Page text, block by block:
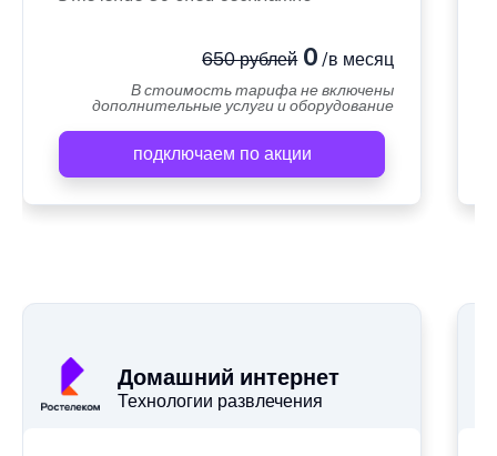
650 рублей0 /в месяц
В стоимость тарифа не включены
дополнительные услуги и оборудование
подключаем по акции
Домашний интернет
Технологии развлечения